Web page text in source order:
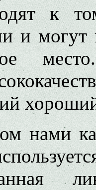
к
и могут
нами